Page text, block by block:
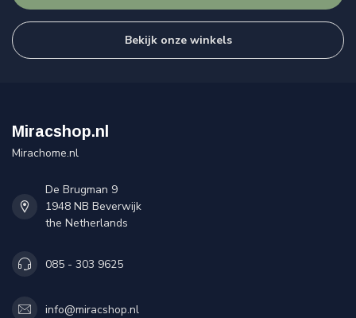
Bekijk onze winkels
Miracshop.nl
Mirachome.nl
De Brugman 9
1948 NB Beverwijk
the Netherlands
085 - 303 9625
info@miracshop.nl